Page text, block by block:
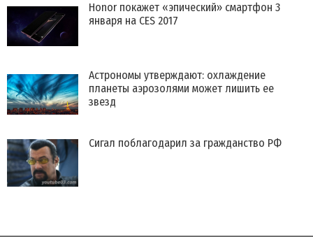
Honor покажет «эпический» смартфон 3
января на CES 2017
Астрономы утверждают: охлаждение
планеты аэрозолями может лишить ее
звезд
​Сигал поблагодарил за гражданство РФ